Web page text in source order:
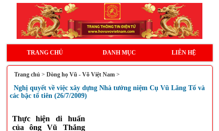
TRANG CHỦ DANH MỤC LIÊN HỆ
Trang chủ > Dòng họ Vũ - Võ Việt Nam>
Nghị quyết về việc xây dựng Nhà tưởng niệm Cụ Vũ Lăng Tố và
các bậc tổ tiên (26/7/2009)
Thực hiện di huấn
của ông Vũ Thắng